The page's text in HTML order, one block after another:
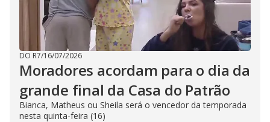
DO R7/16/07/2026
Moradores acordam para o dia da
grande final da Casa do Patrão
Bianca, Matheus ou Sheila será o vencedor da temporada
nesta quinta-feira (16)